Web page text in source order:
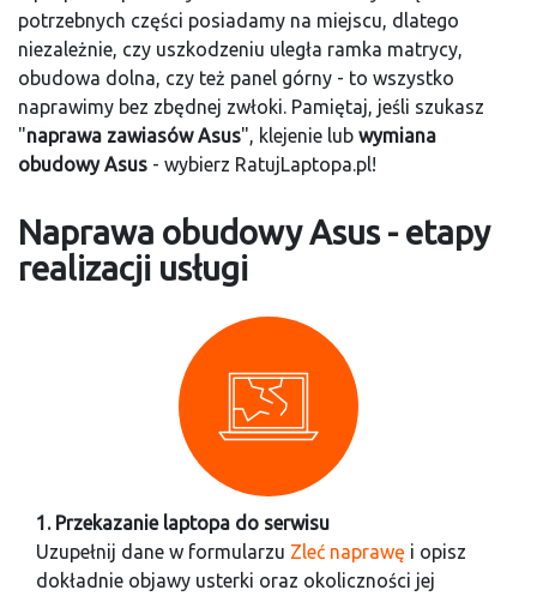
potrzebnych części posiadamy na miejscu, dlatego
niezależnie, czy uszkodzeniu uległa ramka matrycy,
obudowa dolna, czy też panel górny - to wszystko
naprawimy bez zbędnej zwłoki. Pamiętaj, jeśli szukasz
"naprawa zawiasów Asus", klejenie lub wymiana
obudowy Asus - wybierz RatujLaptopa.pl!
Naprawa obudowy Asus - etapy
realizacji usługi
1. Przekazanie laptopa do serwisu
Uzupełnij dane w formularzu Zleć naprawę i opisz
dokładnie objawy usterki oraz okoliczności jej